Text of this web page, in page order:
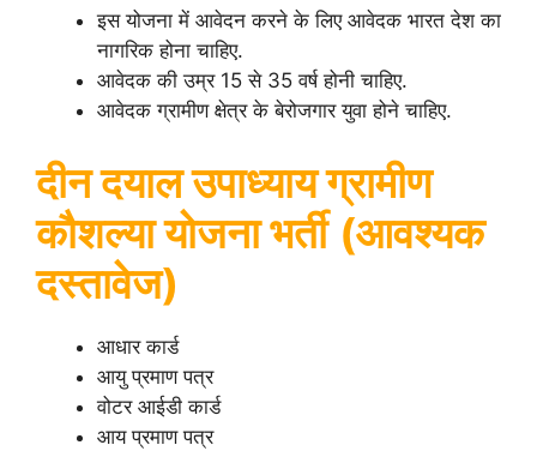
इस योजना में आवेदन करने के लिए आवेदक भारत देश का
नागरिक होना चाहिए.
आवेदक की उम्र 15 से 35 वर्ष होनी चाहिए.
आवेदक ग्रामीण क्षेत्र के बेरोजगार युवा होने चाहिए.
दीन दयाल उपाध्याय ग्रामीण
कौशल्या योजना भर्ती (आवश्यक
दस्तावेज)
आधार कार्ड
आयु प्रमाण पत्र
वोटर आईडी कार्ड
आय प्रमाण पत्र